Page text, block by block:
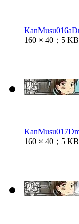
160 × 40；5 KB
160 × 40；5 KB